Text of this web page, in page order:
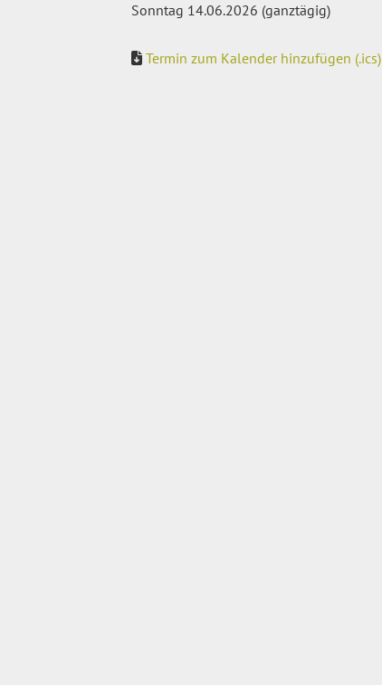
Sonntag 14.06.2026 (ganztägig)
Termin zum Kalender hinzufügen (.ics)